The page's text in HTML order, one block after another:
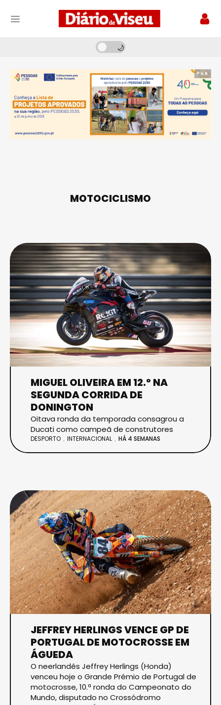
Pub
MOTOCICLISMO
MIGUEL OLIVEIRA EM 12.º NA
SEGUNDA CORRIDA DE
DONINGTON
Oitava ronda da temporada consagrou a
Ducati como campeã de construtores
DESPORTO INTERNACIONAL HÁ 4 SEMANAS
JEFFREY HERLINGS VENCE GP DE
PORTUGAL DE MOTOCROSSE EM
ÁGUEDA
O neerlandês Jeffrey Herlings (Honda)
venceu hoje o Grande Prémio de Portugal de
motocrosse, 10.ª ronda do Campeonato do
Mundo, disputado no Crossódromo